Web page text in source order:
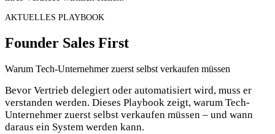
AKTUELLES PLAYBOOK
Founder Sales First
Warum Tech-Unternehmer zuerst selbst verkaufen müssen
Bevor Vertrieb delegiert oder automatisiert wird, muss er
verstanden werden. Dieses Playbook zeigt, warum Tech-
Unternehmer zuerst selbst verkaufen müssen – und wann
daraus ein System werden kann.